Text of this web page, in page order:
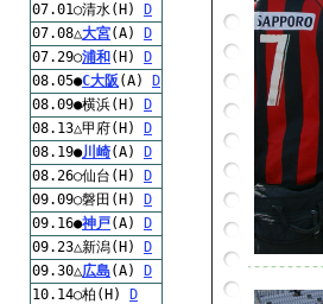
07.01○清水(H)
D
07.08△大宮(A)
D
07.29○浦和 (H)
D
08.05●C大阪 (A)
D
08.09●横浜(H)
D
08.13△甲府(H)
D
08.19●川崎(A)
D
08.26○仙台(H)
D
09.09○磐田(H)
D
09.16●神戸(A)
D
09.23△新潟(H)
D
09.30△広島(A)
D
10.14○柏(H)
D